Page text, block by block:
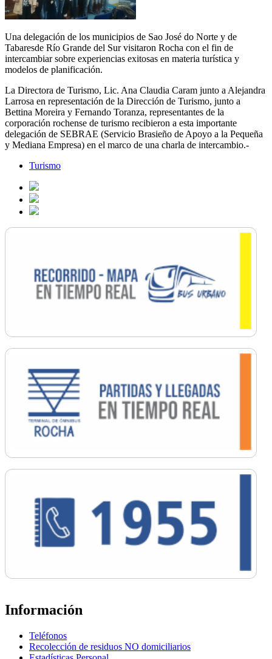
Una delegación de los municipios de Sao José do Norte y de
Tabaresde Río Grande del Sur visitaron Rocha con el fin de
intercambiar sobre experiencias exitosas en materia turística y
modelos de planificación.
La Directora de Turismo, Lic. Ana Claudia Caram junto a Alejandra
Larrosa en representación de la Dirección de Turismo, junto a
Bettina Moreira y Fernando Toranza, representantes de la
corporación rochense de turismo recibieron a esta importante
delegación de SEBRAE (Servicio Brasieño de Apoyo a la Pequeña
y Mediana Empresa) en el marco de una charla de intercambio.-
Turismo
Información
Teléfonos
Recolección de residuos NO domiciliarios